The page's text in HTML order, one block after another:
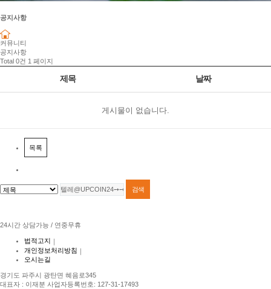
공지사항
커뮤니티
공지사항
Total 0건 1 페이지
제목 날짜
게시물이 없습니다.
목록
24시간 상담가능 / 연중무휴
법적고지 ｜
개인정보처리방침 ｜
오시는길
경기도 파주시 광탄면 혜음로345
대표자 : 이재분 사업자등록번호: 127-31-17493